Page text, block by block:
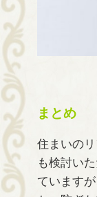
まとめ
住まいの
も検討い
ています